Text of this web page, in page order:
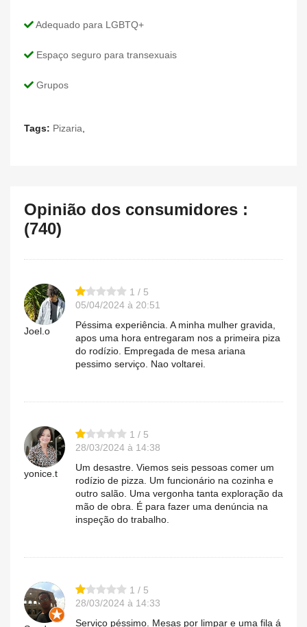
Adequado para LGBTQ+
Espaço seguro para transexuais
Grupos
Tags: Pizaria
Opinião dos consumidores :
(740)
Joel.o
1 / 5
05/04/2024 à 20:51
Péssima experiência. A minha mulher gravida,
apos uma hora entregaram nos a primeira piza
do rodízio. Empregada de mesa ariana
pessimo serviço. Nao voltarei.
yonice.t
1 / 5
28/03/2024 à 14:38
Um desastre. Viemos seis pessoas comer um
rodízio de pizza. Um funcionário na cozinha e
outro salão. Uma vergonha tanta exploração da
mão de obra. É para fazer uma denúncia na
inspeção do trabalho.
1 / 5
28/03/2024 à 14:33
Serviço péssimo. Mesas por limpar e uma fila á